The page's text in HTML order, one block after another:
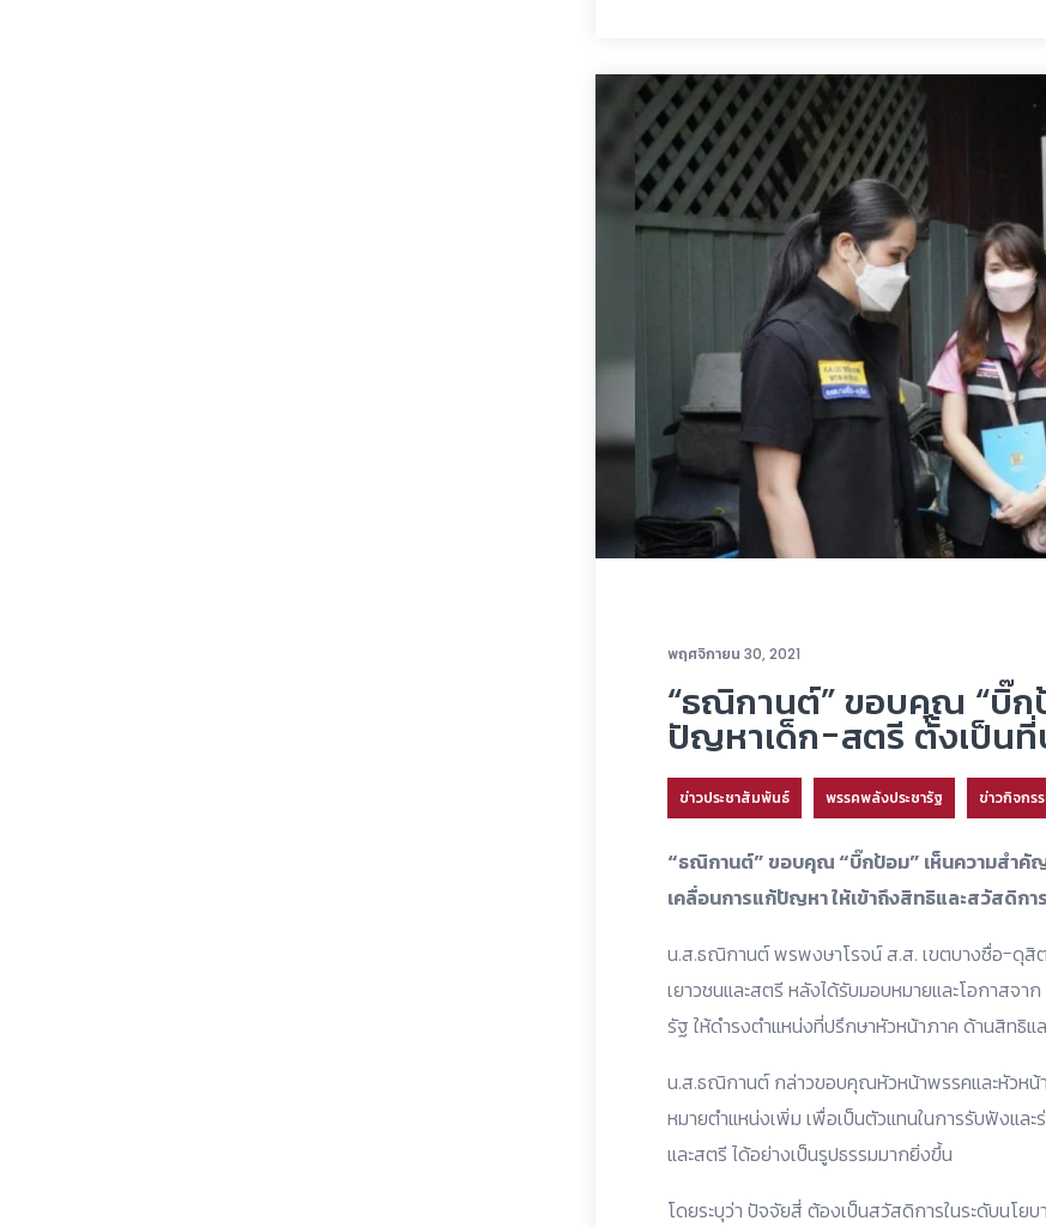
พฤศจิกายน 30, 2021
“ธณิกานต์” ขอบคุณ “บิ๊ก
ปัญหาเด็ก-สตรี ตั้งเป็นที่
ข่าวประชาสัมพันธ์ พรรคพลังประชารัฐ ข่าวกิจกร
“ธณิกานต์” ขอบคุณ “บิ๊กป้อม” เห็นความสำคั
เคลื่อนการแก้ปัญหา ให้เข้าถึงสิทธิและสวัสดิกา
น.ส.ธณิกานต์ พรพงษาโรจน์ ส.ส. เขตบางซื่อ-ดุ
เยาวชนและสตรี หลังได้รับมอบหมายและโอกาสจ
รัฐ ให้ดำรงตำแหน่งที่ปรึกษาหัวหน้าภาค ด้านสิทธิแ
น.ส.ธณิกานต์ กล่าวขอบคุณหัวหน้าพรรคและหัวหน้า
หมายตำแหน่งเพิ่ม เพื่อเป็นตัวแทนในการรับฟังแล
และสตรี ได้อย่างเป็นรูปธรรมมากยิ่งขึ้น
โดยระบุว่า ปัจจัยสี่ ต้องเป็นสวัสดิการในระดับนโ